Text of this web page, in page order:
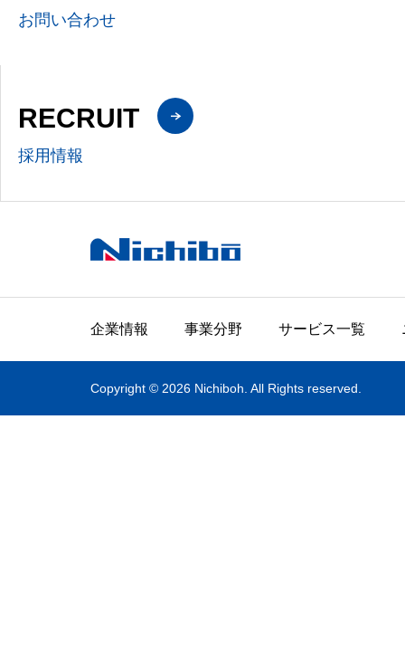
お問い合わせ
RECRUIT
採用情報
企業情報 事業分野 サービス一覧
Copyright © 2026 Nichiboh. All Rights reserved.